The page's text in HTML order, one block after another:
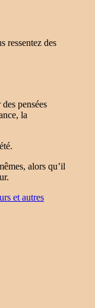
ressentez des
pensées
la
alors qu’il
et autres